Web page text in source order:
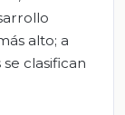
alto; a
clasifican